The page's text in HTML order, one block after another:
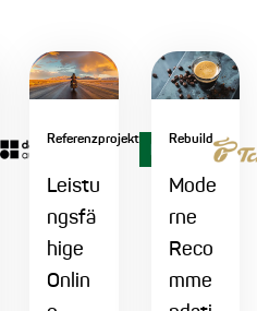
Referenzprojekt
Leistu
ngsfä
hige
Onlin
Rebuild
Mode
rne
Reco
mme